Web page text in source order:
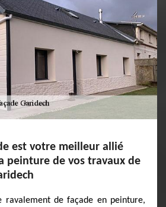
est votre meilleur allié
peinture de vos travaux de
ravalement de façade en peinture,